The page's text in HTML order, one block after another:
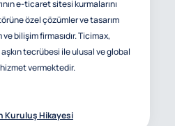
e-ticaret sitesi kurmalarını
özel çözümler ve tasarım
bilişim firmasıdır. Ticimax,
tecrübesi ile ulusal ve global
vermektedir.
Kuruluş Hikayesi